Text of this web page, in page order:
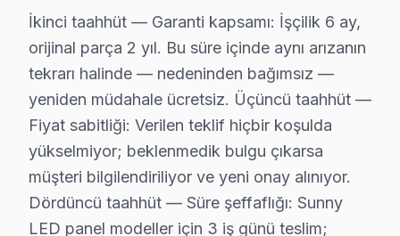
• Başakşehir servisimizde garanti belgesi ve fatura ile
Başakşehir'de garanti dışı durumlar: Kullanıcı
Başakşehir'da Sunny TV Bakım Rehberi –
Sunny televizyon paneli'nizin performansını yıllarca
Uzun ömür sırları:
• Başakşehir'de havalandırma deliklerini
• Başakşehir'de günlük kullanımda standby yerine
İkinci taahhüt — Garanti kapsamı: İşçilik 6 ay,
orijinal parça 2 yıl. Bu süre içinde aynı arızanın
tekrarı halinde — nedeninden bağımsız —
yeniden müdahale ücretsiz. Üçüncü taahhüt —
Fiyat sabitliği: Verilen teklif hiçbir koşulda
yükselmiyor; beklenmedik bulgu çıkarsa
müşteri bilgilendiriliyor ve yeni onay alınıyor.
Dördüncü taahhüt — Süre şeffaflığı: Sunny
LED panel modeller için 3 iş günü teslim;